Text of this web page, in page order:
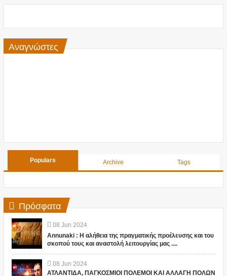
Αναγνώστες
Populars Archive Tags
Πρόσφατα
08 Jun 2024
Annunaki : Η αλήθεια της πραγματικής προέλευσης και του
σκοπού τους και αναστολή λειτουργίας μας ....
08 Jun 2024
ΑΤΛΑΝΤΙΔΑ, ΠΑΓΚΟΣΜΙΟΙ ΠΟΛΕΜΟΙ ΚΑΙ ΑΛΛΑΓΗ ΠΟΛΩΝ